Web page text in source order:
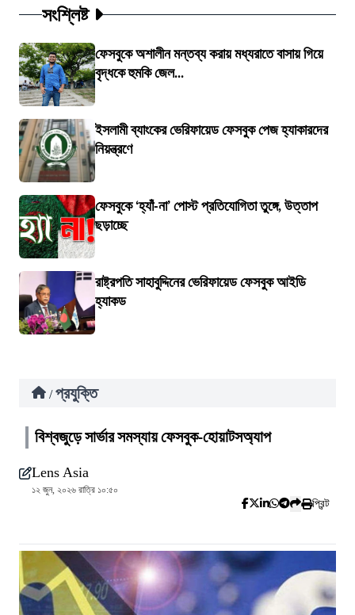
সংশ্লিষ্ট
ফেসবুকে অশালীন মন্তব্য করায় মধ্যরাতে বাসায় গিয়ে
বৃদ্ধকে হুমকি জেল...
ইসলামী ব্যাংকের ভেরিফায়েড ফেসবুক পেজ হ্যাকারদের
নিয়ন্ত্রণে
ফেসবুকে ‘হ্যাঁ-না’ পোস্ট প্রতিযোগিতা তুঙ্গে, উত্তাপ
ছড়াচ্ছে
রাষ্ট্রপতি সাহাবুদ্দিনের ভেরিফায়েড ফেসবুক আইডি
হ্যাকড
/ প্রযুক্তি
বিশ্বজুড়ে সার্ভার সমস্যায় ফেসবুক-হোয়াটসঅ্যাপ
Lens Asia
১২ জুন, ২০২৬ রাত্রি ১০:৫০
প্রিন্ট